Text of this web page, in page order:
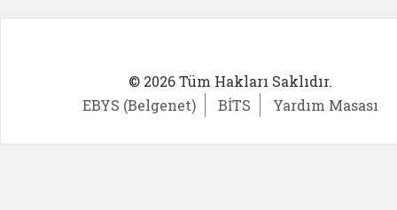
© 2026 Tüm Hakları Saklıdır.
EBYS (Belgenet)
BİTS Yardım Masası